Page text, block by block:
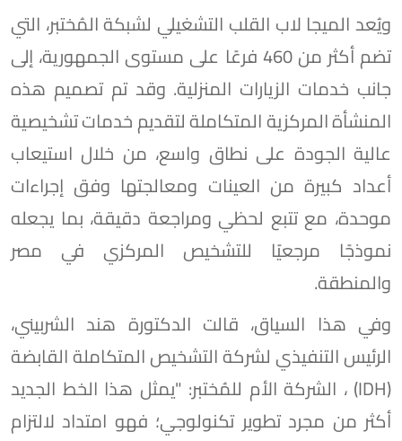
ويُعد الميجا لاب القلب التشغيلي لشبكة المُختبر، التي
تضم أكثر من 460 فرعًا على مستوى الجمهورية، إلى
جانب خدمات الزيارات المنزلية. وقد تم تصميم هذه
المنشأة المركزية المتكاملة لتقديم خدمات تشخيصية
عالية الجودة على نطاق واسع، من خلال استيعاب
أعداد كبيرة من العينات ومعالجتها وفق إجراءات
موحدة، مع تتبع لحظي ومراجعة دقيقة، بما يجعله
نموذجًا مرجعيًا للتشخيص المركزي في مصر
والمنطقة.
وفي هذا السياق، قالت الدكتورة هند الشربيني،
الرئيس التنفيذي لشركة التشخيص المتكاملة القابضة
(IDH) ، الشركة الأم للمُختبر: "يمثل هذا الخط الجديد
أكثر من مجرد تطوير تكنولوجي؛ فهو امتداد لالتزام